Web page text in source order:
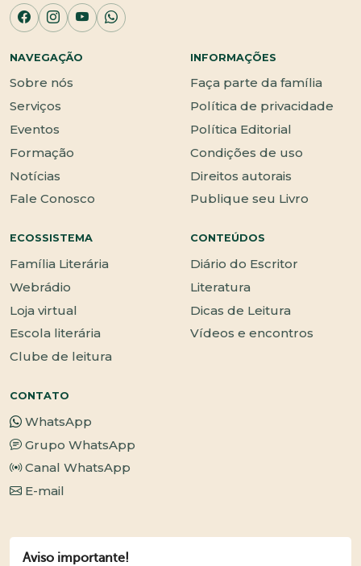
NAVEGAÇÃO
Sobre nós
Serviços
Eventos
Formação
Notícias
Fale Conosco
INFORMAÇÕES
Faça parte da família
Política de privacidade
Política Editorial
Condições de uso
Direitos autorais
Publique seu Livro
ECOSSISTEMA
Família Literária
Webrádio
Loja virtual
Escola literária
Clube de leitura
CONTEÚDOS
Diário do Escritor
Literatura
Dicas de Leitura
Vídeos e encontros
CONTATO
WhatsApp
Grupo WhatsApp
Canal WhatsApp
E-mail
Aviso importante!